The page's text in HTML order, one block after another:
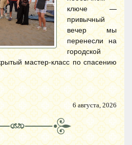
ключе —
привычный
вечер мы
перенесли на
городской
мастер-класс по спасению
6 августа, 2026